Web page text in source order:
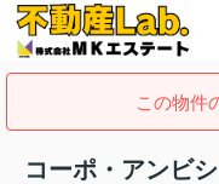
この物件
コーポ・アンビ